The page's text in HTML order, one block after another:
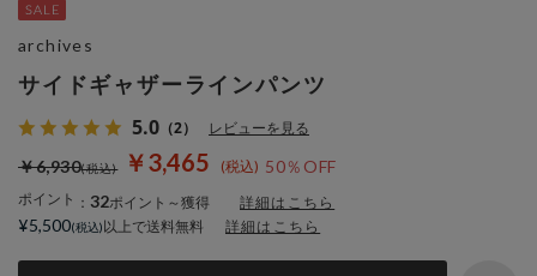
サイドギャザーラインパンツ
5.0 （2） レビューを見る
￥3,465 50％OFF
￥6,930
ポイント ： 32ポイント～獲得 詳細はこちら
archives
¥5,500 以上で送料無料 詳細はこちら